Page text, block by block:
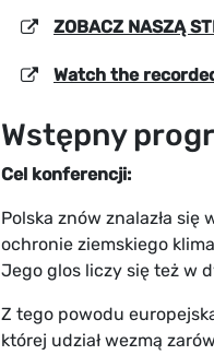
ZOBACZ NASZĄ
Watch the
Wstępny
Cel konferencji:
Polska znów znalazła
ochronie ziemskiego
Jego glos liczy się też w
Z tego powodu
której udział wezmą